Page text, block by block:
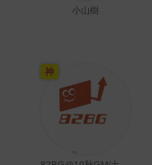
小山樹
神